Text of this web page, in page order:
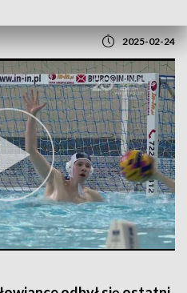
2025-02-24